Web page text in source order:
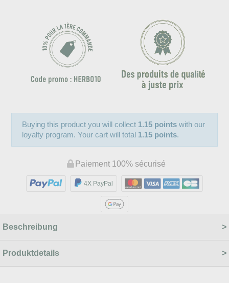
Buying this product you will collect 1.15 points with our
loyalty program. Your cart will total 1.15 points.
Paiement 100% sécurisé
4X PayPal
Beschreibung
Produktdetails